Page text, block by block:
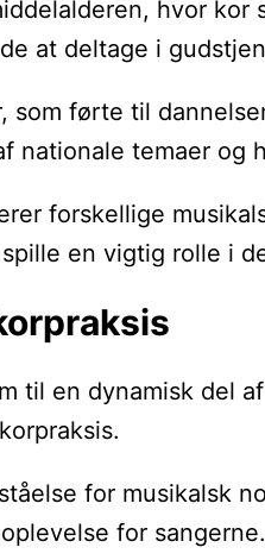
hvor
at deltage i
førte til
temaer
forskellige
en vigtig rolle i
til en dynamisk
for musikalsk
for sangerne.